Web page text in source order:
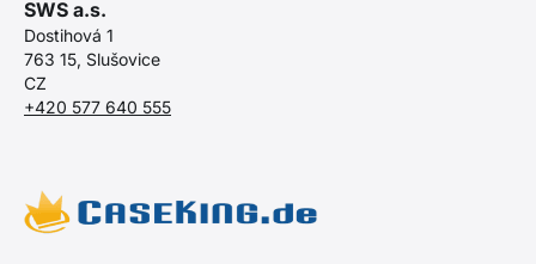
SWS a.s.
Dostihová 1
763 15, Slušovice
CZ
+420 577 640 555